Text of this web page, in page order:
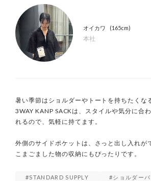
オイカワ
本社
165cm
暑い季節はショルダーやトートを持ちたくな
3WAY KANP SACKは、スタイルや気分に合
れるので、気軽に持てます。
外側のサイドポケットは、さっと出し入れ
こまごました物の収納にもぴったりです。
STANDARD SUPPLY
ショルダー